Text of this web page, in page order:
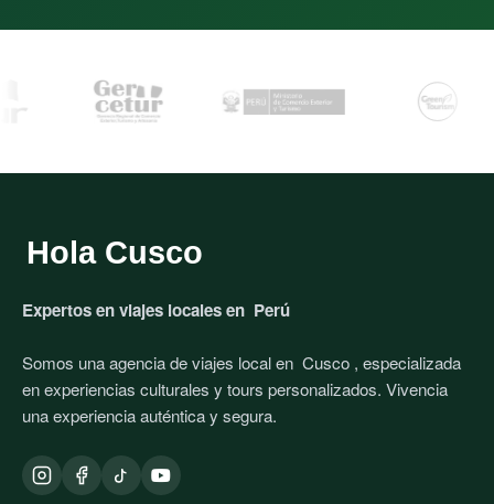
Hola Cusco
Expertos en viajes locales en Perú
Somos una agencia de viajes local en Cusco , especializada
en experiencias culturales y tours personalizados. Vivencia
una experiencia auténtica y segura.